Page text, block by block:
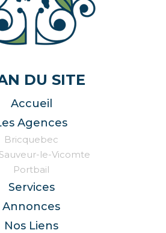
DU SITE
Accueil
Agences
Bricquebec
le-Vicomte
Portbail
Services
Annonces
Nos Liens